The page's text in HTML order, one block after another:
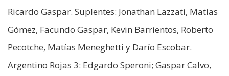
Ricardo Gaspar. Suplentes: Jonathan Lazzati, Matías
Gómez, Facundo Gaspar, Kevin Barrientos, Roberto
Pecotche, Matías Meneghetti y Darío Escobar.
Argentino Rojas 3: Edgardo Speroni; Gaspar Calvo,